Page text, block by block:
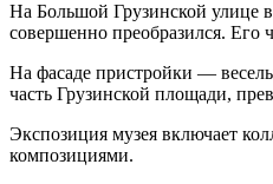
На Большой Грузинской улице
совершенно преобразился.
На фасаде пристройки —
часть Грузинской площади,
Экспозиция музея включает
композициями.